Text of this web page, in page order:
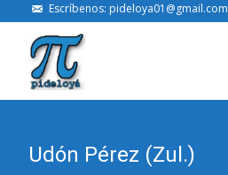
Escríbenos: pideloya01@gmail.com
Udón Pérez (Zul.)